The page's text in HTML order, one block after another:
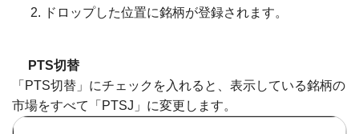
ドロップした位置に銘柄が登録されます。
PTS切替
「PTS切替」にチェックを入れると、表示している銘柄の
市場をすべて「PTSJ」に変更します。